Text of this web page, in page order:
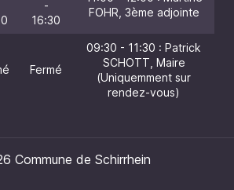
-
16:30
FOHR, 3ème adjointe
Fermé
09:30 - 11:30 : Patrick
SCHOTT, Maire
(Uniquemment sur
rendez-vous)
Commune de Schirrhein